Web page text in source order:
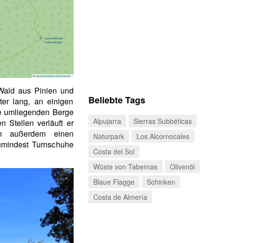
aus Pinien und
lang, an einigen
umliegenden Berge
Stellen verläuft er
einen
Turnschuhe
Beliebte Tags
Alpujarra
Sierras Subbéticas
Naturpark
Los Alcornocales
Costa del Sol
Wüste von Tabernas
Olivenöl
Blaue Flagge
Schinken
Costa de Almería